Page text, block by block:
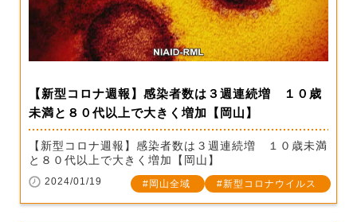
【新型コロナ週報】感染者数は３週連続増 １０歳
未満と８０代以上で大きく増加【岡山】
【新型コロナ週報】感染者数は３週連続増 １０歳未満
と８０代以上で大きく増加【岡山】
2024/01/19 岡山全域 新型コロナウイルス